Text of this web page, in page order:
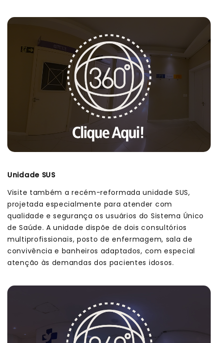
Unidade SUS
Visite também a recém-reformada unidade SUS,
projetada especialmente para atender com
qualidade e segurança os usuários do Sistema Único
de Saúde. A unidade dispõe de dois consultórios
multiprofissionais, posto de enfermagem, sala de
convivência e banheiros adaptados, com especial
atenção às demandas dos pacientes idosos.